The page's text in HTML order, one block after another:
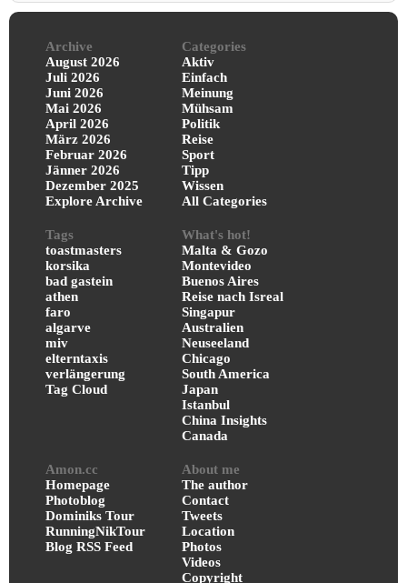
Archive
August 2026
Juli 2026
Juni 2026
Mai 2026
April 2026
März 2026
Februar 2026
Jänner 2026
Dezember 2025
Explore Archive
Categories
Aktiv
Einfach
Meinung
Mühsam
Politik
Reise
Sport
Tipp
Wissen
All Categories
Tags
toastmasters
korsika
bad gastein
athen
faro
algarve
miv
elterntaxis
verlängerung
Tag Cloud
What's hot!
Malta & Gozo
Montevideo
Buenos Aires
Reise nach Isreal
Singapur
Australien
Neuseeland
Chicago
South America
Japan
Istanbul
China Insights
Canada
Amon.cc
Homepage
Photoblog
Dominiks Tour
RunningNikTour
Blog RSS Feed
About me
The author
Contact
Tweets
Location
Photos
Videos
Copyright